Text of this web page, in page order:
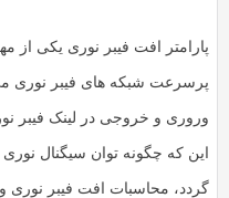
پارامتر افت فیبر نوری یکی از
پرسرعت شبکه های فیبر نوری
وروری و خروجی در لینک فیبر
این که چگونه توان سیگنال
گردد، محاسبات افت فیبر نوری